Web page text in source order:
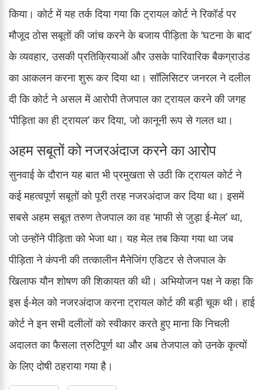
किया। कोर्ट में यह तर्क दिया गया कि ट्रायल कोर्ट ने रिकॉर्ड पर
मौजूद ठोस सबूतों की जांच करने के बजाय पीड़िता के ‘घटना के बाद’
के व्यवहार, उसकी प्रतिक्रियाओं और उसके पारिवारिक बैकग्राउंड
का आकलन करना शुरू कर दिया था। सॉलिसिटर जनरल ने दलील
दी कि कोर्ट ने असल में आरोपी तेजपाल का ट्रायल करने की जगह
‘पीड़िता का ही ट्रायल’ कर दिया, जो कानूनी रूप से गलत था।
अहम सबूतों को नजरअंदाज करने का आरोप
सुनवाई के दौरान यह बात भी प्रमुखता से उठी कि ट्रायल कोर्ट ने
कई महत्वपूर्ण सबूतों को पूरी तरह नजरअंदाज कर दिया था। इसमें
सबसे अहम सबूत तरुण तेजपाल का वह ‘माफी से जुड़ा ई-मेल’ था,
जो उन्होंने पीड़िता को भेजा था। यह मेल तब किया गया था जब
पीड़िता ने कंपनी की तत्कालीन मैनेजिंग एडिटर से तेजपाल के
खिलाफ यौन शोषण की शिकायत की थी। अभियोजन पक्ष ने कहा कि
इस ई-मेल को नजरअंदाज करना ट्रायल कोर्ट की बड़ी चूक थी। हाई
कोर्ट ने इन सभी दलीलों को स्वीकार करते हुए माना कि निचली
अदालत का फैसला त्रुटिपूर्ण था और अब तेजपाल को उनके कृत्यों
के लिए दोषी ठहराया गया है।